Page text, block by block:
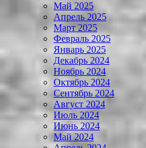
Май 2025
Апрель 2025
Март 2025
Февраль 2025
Январь 2025
Декабрь 2024
Ноябрь 2024
Октябрь 2024
Сентябрь 2024
Август 2024
Июль 2024
Июнь 2024
Май 2024